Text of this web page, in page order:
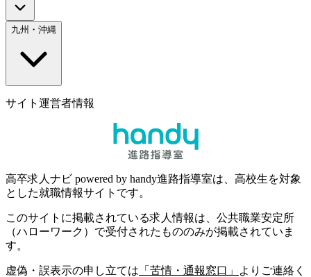
九州・沖縄
サイト運営者情報
高卒求人ナビ powered by handy進路指導室は、高校生を対象
とした就職情報サイトです。
このサイトに掲載されている求人情報は、公共職業安定所
（ハローワーク）で受付されたもののみが掲載されていま
す。
虚偽・誤表示の申し立ては 「苦情・通報窓口」
よりご連絡く